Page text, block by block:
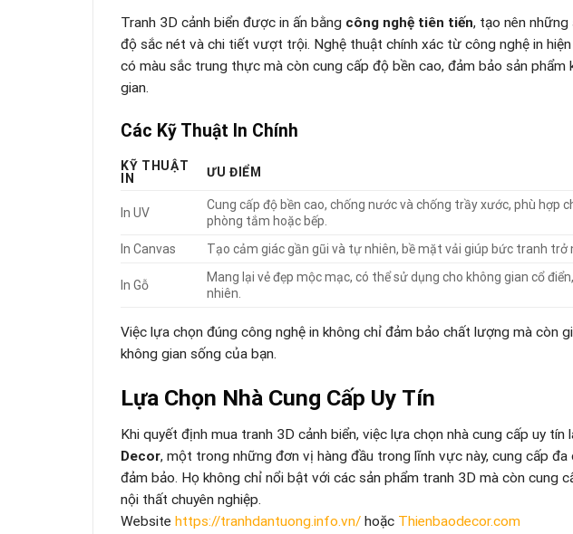
Tranh 3D cảnh biển được in ấn bằng công nghệ tiên tiến, tạo nên
độ sắc nét và chi tiết vượt trội. Nghệ thuật chính xác từ công nghệ in
có màu sắc trung thực mà còn cung cấp độ bền cao, đảm bảo sản phẩm
gian.
Các Kỹ Thuật In Chính
KỸ THUẬT
IN
ƯU ĐIỂM
In UV
Cung cấp độ bền cao, chống nước và chống trầy xước, phù hợp
phòng tắm hoặc bếp.
In Canvas
Tạo cảm giác gần gũi và tự nhiên, bề mặt vải giúp bức tranh trở
In Gỗ
Mang lại vẻ đẹp mộc mạc, có thể sử dụng cho không gian cổ
nhiên.
Việc lựa chọn đúng công nghệ in không chỉ đảm bảo chất lượng mà còn
không gian sống của bạn.
Lựa Chọn Nhà Cung Cấp Uy Tín
Khi quyết định mua tranh 3D cảnh biển, việc lựa chọn nhà cung cấp uy tín
Decor, một trong những đơn vị hàng đầu trong lĩnh vực này, cung cấp
đảm bảo. Họ không chỉ nổi bật với các sản phẩm tranh 3D mà còn cung
nội thất chuyên nghiệp.
Website https://tranhdantuong.info.vn/ hoặc Thienbaodecor.com